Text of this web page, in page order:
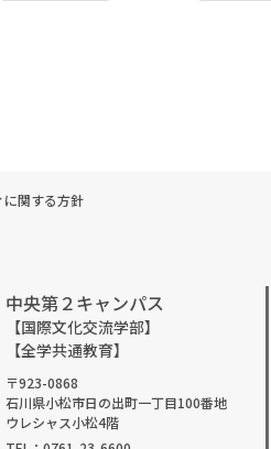
に関する方針
中央第２キャンパス
【国際文化交流学部】
【全学共通教育】
〒923-0868
石川県小松市日の出町一丁目100番地
ウレシャス小松4階